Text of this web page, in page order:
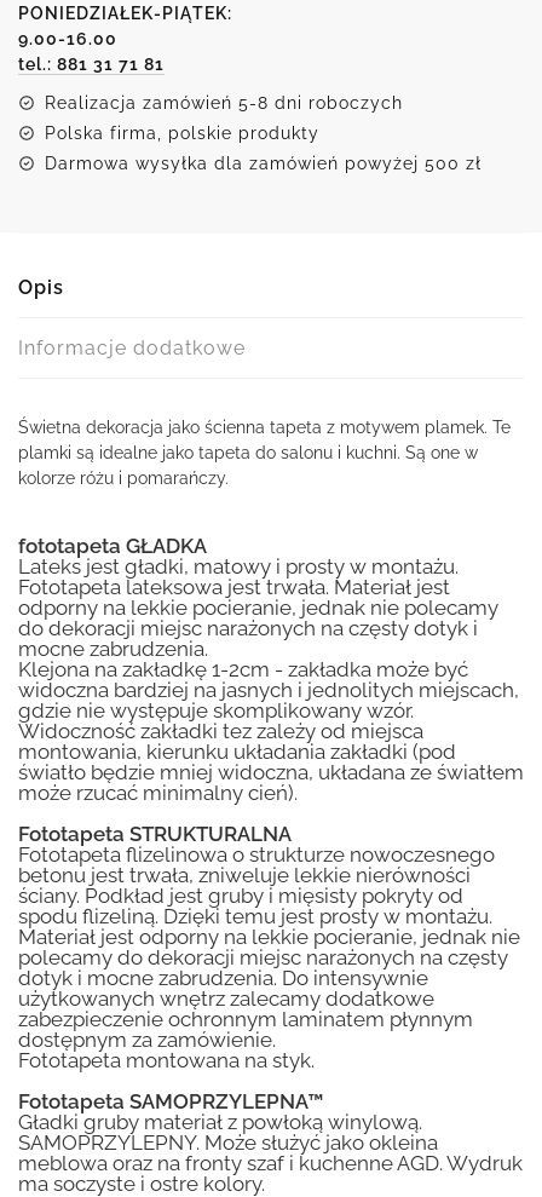
z
plamami
PONIEDZIAŁEK-PIĄTEK:
9.00-16.00
tel.: 881 31 71 81
Realizacja zamówień 5-8 dni roboczych
Polska firma, polskie produkty
Darmowa wysyłka dla zamówień powyżej 500 zł
Opis
Informacje dodatkowe
Świetna dekoracja jako ścienna tapeta z motywem plamek. Te
plamki są idealne jako tapeta do salonu i kuchni. Są one w
kolorze różu i pomarańczy.
fototapeta GŁADKA
Lateks jest gładki, matowy i prosty w montażu.
Fototapeta lateksowa jest trwała. Materiał jest
odporny na lekkie pocieranie, jednak nie polecamy
do dekoracji miejsc narażonych na częsty dotyk i
mocne zabrudzenia.
Klejona na zakładkę 1-2cm - zakładka może być
widoczna bardziej na jasnych i jednolitych miejscach,
gdzie nie występuje skomplikowany wzór.
Widoczność zakładki tez zależy od miejsca
montowania, kierunku układania zakładki (pod
światło będzie mniej widoczna, układana ze światłem
może rzucać minimalny cień).
Fototapeta STRUKTURALNA
Fototapeta flizelinowa o strukturze nowoczesnego
betonu jest trwała, zniweluje lekkie nierówności
ściany. Podkład jest gruby i mięsisty pokryty od
spodu flizeliną. Dzięki temu jest prosty w montażu.
Materiał jest odporny na lekkie pocieranie, jednak nie
polecamy do dekoracji miejsc narażonych na częsty
dotyk i mocne zabrudzenia. Do intensywnie
użytkowanych wnętrz zalecamy dodatkowe
zabezpieczenie ochronnym laminatem płynnym
dostępnym za zamówienie.
Fototapeta montowana na styk.
Fototapeta SAMOPRZYLEPNA™
Gładki gruby materiał z powłoką winylową.
SAMOPRZYLEPNY. Może służyć jako okleina
meblowa oraz na fronty szaf i kuchenne AGD. Wydruk
ma soczyste i ostre kolory.